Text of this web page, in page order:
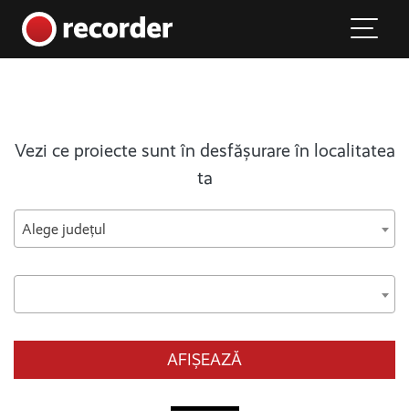
Main Navigation
Vezi ce proiecte sunt în desfășurare în localitatea
ta
Alege județul
AFIȘEAZĂ